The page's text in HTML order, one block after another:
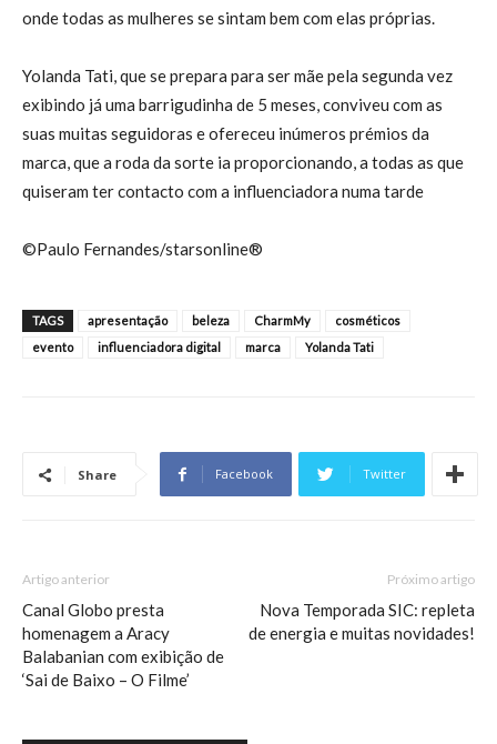
onde todas as mulheres se sintam bem com elas próprias.
Yolanda Tati, que se prepara para ser mãe pela segunda vez
exibindo já uma barrigudinha de 5 meses, conviveu com as
suas muitas seguidoras e ofereceu inúmeros prémios da
marca, que a roda da sorte ia proporcionando, a todas as que
quiseram ter contacto com a influenciadora numa tarde
©Paulo Fernandes/starsonline®
TAGS apresentação beleza CharmMy
cosméticos
evento
influenciadora digital marca Yolanda Tati
Share Facebook Twitter
Artigo anterior
Canal Globo presta
homenagem a Aracy
Balabanian com exibição de
‘Sai de Baixo – O Filme’
Próximo artigo
Nova Temporada SIC: repleta
de energia e muitas novidades!